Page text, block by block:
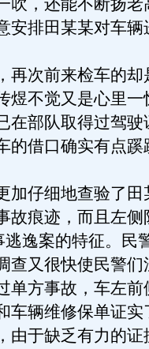
吹，还能不断扬老
安排田某某对车辆
次前来检车的却
煜不觉又是心里一
在部队取得过驾驶
的借口确实有点蹊
仔细地查验了田
故痕迹，而且左侧
逃逸案的特征。民
查又很快使民警们
单方事故，车左前
车辆维修保单证实
由于缺乏有力的证